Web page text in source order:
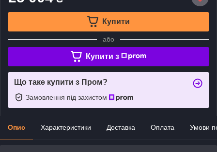
Купити
або
Купити з
Що таке купити з Пром?
Замовлення під захистом
Опис Характеристики Доставка Оплата Умови